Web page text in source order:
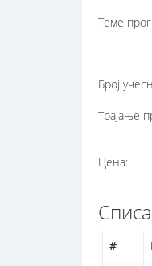
Теме
Број
Трајање
Цена:
#